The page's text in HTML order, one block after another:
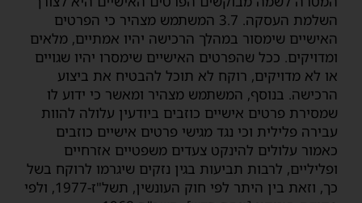
השלמת העסקה. 3.7 המשתמש מצהיר כי הפרטים
האישיים שימסור במהלך הרכישה יהיו אמתיים, מלאים
ומדויקים. ככל שהפרטים האישיים שימסרו יהיו שגויים
או לא מדויקים, רוקח לא תוכל להבטיח את ביצוע
הרכישה. בנוסף, המשתמש מצהיר ומאשר כי ידוע לו
שמסירת פרטים אישיים כוזבים ביודעין עלולה להוות
עבירה פלילית וכי נגד מגישי פרטים אישיים כוזבים
כאמור עלולים להינקט צעדים משפטיים אזרחיים
ופליליים, לרבות תביעות בגין נזקים שיגרמו לרוקח בשל
כך, וזאת בין היתר לפי חוק העונשין, תשל"ז-1977, ולפי